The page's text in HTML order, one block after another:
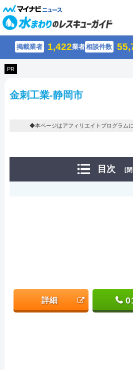
掲載業者 1,422業者相談件数
PR
金刺工業-静岡市
◆本ページはアフィリエイトプログラム
目次 [
詳細